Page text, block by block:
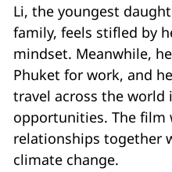
Li, the youngest
family, feels stifled by
mindset. Meanwhile,
Phuket for work, and
travel across the world
opportunities. The film
relationships together
climate change.